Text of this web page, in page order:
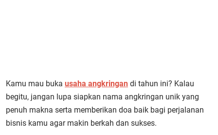
Kamu mau buka usaha angkringan di tahun ini? Kalau
begitu, jangan lupa siapkan nama angkringan unik yang
penuh makna serta memberikan doa baik bagi perjalanan
bisnis kamu agar makin berkah dan sukses.